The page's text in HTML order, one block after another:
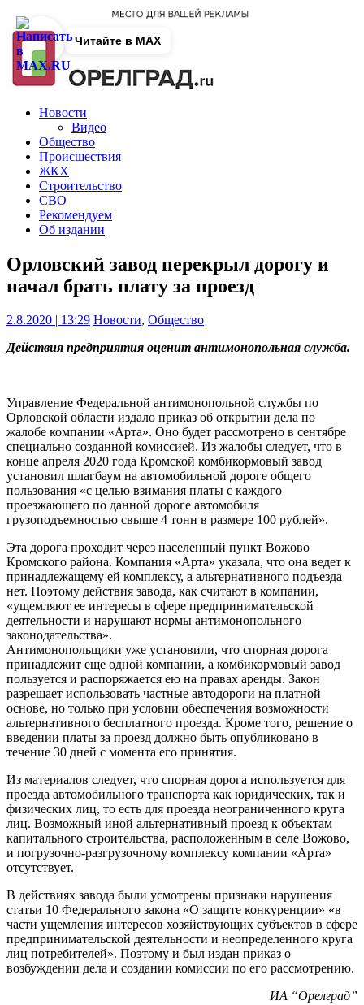
Новости
Видео
Общество
Происшествия
ЖКХ
Строительство
СВО
Рекомендуем
Об издании
Орловский завод перекрыл дорогу и
начал брать плату за проезд
2.8.2020 | 13:29 Новости, Общество
Действия предприятия оценит антимонопольная служба.
Управление Федеральной антимонопольной службы по
Орловской области издало приказ об открытии дела по
жалобе компании «Арта». Оно будет рассмотрено в сентябре
специально созданной комиссией. Из жалобы следует, что в
конце апреля 2020 года Кромской комбикормовый завод
установил шлагбаум на автомобильной дороге общего
пользования «с целью взимания платы с каждого
проезжающего по данной дороге автомобиля
грузоподъемностью свыше 4 тонн в размере 100 рублей».
Эта дорога проходит через населенный пункт Вожово
Кромского района. Компания «Арта» указала, что она ведет к
принадлежащему ей комплексу, а альтернативного подъезда
нет. Поэтому действия завода, как считают в компании,
«ущемляют ее интересы в сфере предпринимательской
деятельности и нарушают нормы антимонопольного
законодательства».
Антимонопольщики уже установили, что спорная дорога
принадлежит еще одной компании, а комбикормовый завод
пользуется и распоряжается ею на правах аренды. Закон
разрешает использовать частные автодороги на платной
основе, но только при условии обеспечения возможности
альтернативного бесплатного проезда. Кроме того, решение о
введении платы за проезд должно быть опубликовано в
течение 30 дней с момента его принятия.
Из материалов следует, что спорная дорога используется для
проезда автомобильного транспорта как юридических, так и
физических лиц, то есть для проезда неограниченного круга
лиц. Возможный иной альтернативный проезд к объектам
капитального строительства, расположенным в селе Вожово,
и погрузочно-разгрузочному комплексу компании «Арта»
отсутствует.
В действиях завода были усмотрены признаки нарушения
статьи 10 Федерального закона «О защите конкуренции» «в
части ущемления интересов хозяйствующих субъектов в сфере
предпринимательской деятельности и неопределенного круга
лиц потребителей». Поэтому и был издан приказ о
возбуждении дела и создании комиссии по его рассмотрению.
ИА “Орелград”
Читайте в MAX